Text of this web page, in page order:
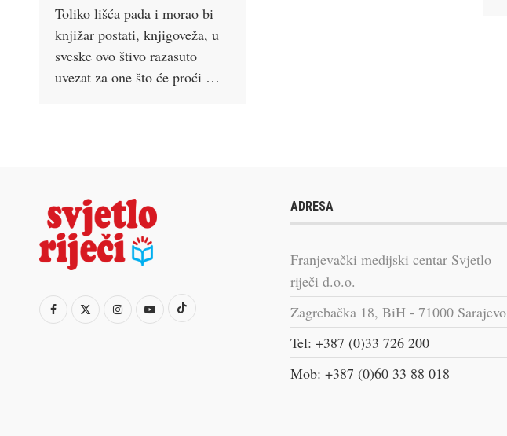
Toliko lišća pada i morao bi
knjižar postati, knjigoveža, u
sveske ovo štivo razasuto
uvezat za one što će proći …
ADRESA
Franjevački medijski centar Svjetlo
riječi d.o.o.
Zagrebačka 18, BiH - 71000 Sarajevo
Tel: +387 (0)33 726 200
Mob: +387 (0)60 33 88 018